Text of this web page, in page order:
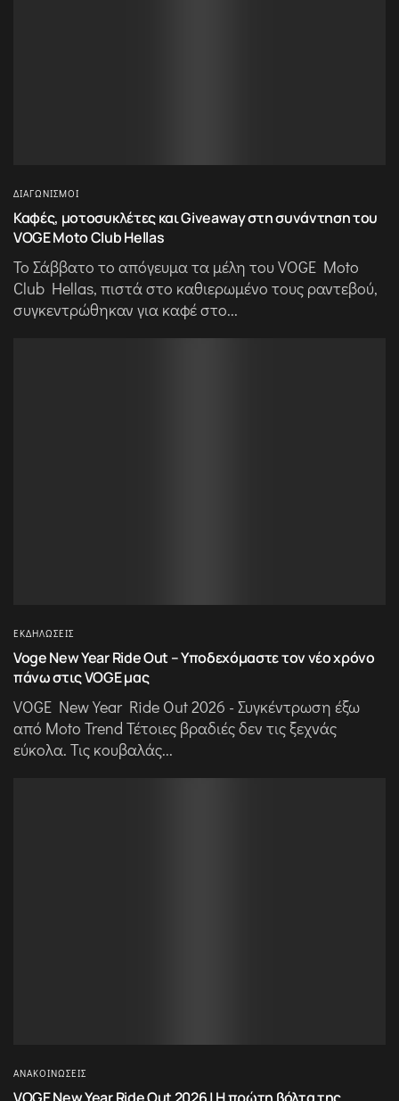
ΔΙΑΓΩΝΙΣΜΟΊ
Καφές, μοτοσυκλέτες και Giveaway στη συνάντηση του
VOGE Moto Club Hellas
Το Σάββατο το απόγευμα τα μέλη του VOGE Moto
Club Hellas, πιστά στο καθιερωμένο τους ραντεβού,
συγκεντρώθηκαν για καφέ στο...
ΕΚΔΗΛΏΣΕΙΣ
Voge New Year Ride Out – Yποδεχόμαστε τον νέο χρόνο
πάνω στις VOGE μας
VOGE New Year Ride Out 2026 - Συγκέντρωση έξω
από Moto Trend Τέτοιες βραδιές δεν τις ξεχνάς
εύκολα. Τις κουβαλάς...
ΑΝΑΚΟΙΝΏΣΕΙΣ